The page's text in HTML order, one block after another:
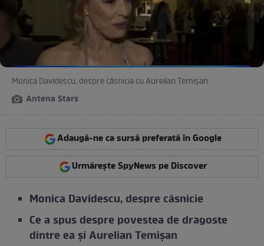
Monica Davidescu, despre căsnicia cu Aurelian Temișan
Antena Stars
Adaugă-ne ca sursă preferată în Google
Urmărește SpyNews pe Discover
Monica Davidescu, despre căsnicie
Ce a spus despre povestea de dragoste
dintre ea și Aurelian Temișan